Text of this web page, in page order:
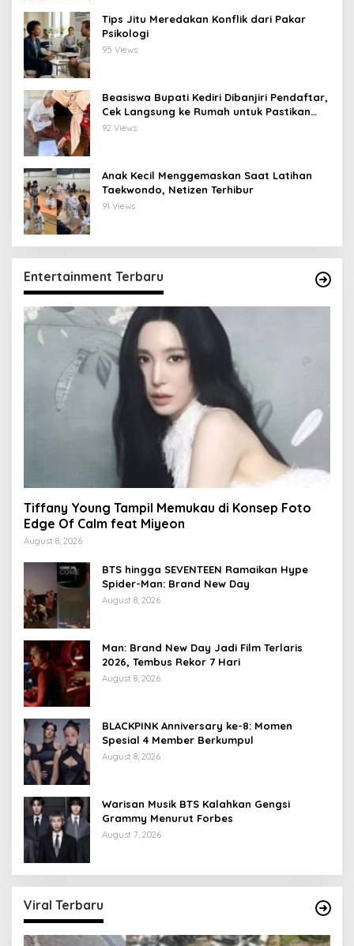
Tips Jitu Meredakan Konflik dari Pakar
Psikologi
95 Views
Beasiswa Bupati Kediri Dibanjiri Pendaftar,
Cek Langsung ke Rumah untuk Pastikan
Tepat Sasaran
92 Views
Anak Kecil Menggemaskan Saat Latihan
Taekwondo, Netizen Terhibur
91 Views
Entertainment Terbaru
Tiffany Young Tampil Memukau di Konsep Foto
Edge Of Calm feat Miyeon
August 8, 2026
BTS hingga SEVENTEEN Ramaikan Hype
Spider-Man: Brand New Day
August 8, 2026
Man: Brand New Day Jadi Film Terlaris
2026, Tembus Rekor 7 Hari
August 8, 2026
BLACKPINK Anniversary ke-8: Momen
Spesial 4 Member Berkumpul
August 8, 2026
Warisan Musik BTS Kalahkan Gengsi
Grammy Menurut Forbes
August 7, 2026
Viral Terbaru